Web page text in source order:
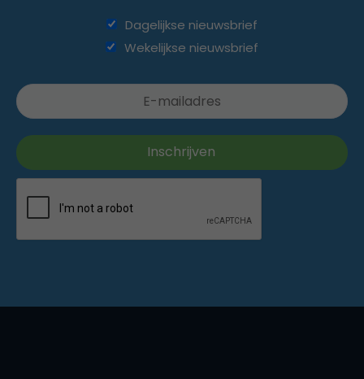
Dagelijkse nieuwsbrief
Wekelijkse nieuwsbrief